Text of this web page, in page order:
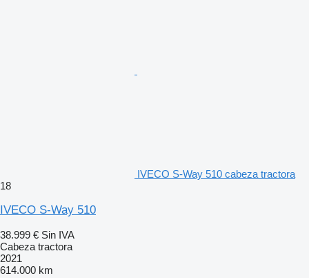
IVECO S-Way 510 cabeza tractora
18
IVECO S-Way 510
38.999 € Sin IVA
Cabeza tractora
2021
614.000 km